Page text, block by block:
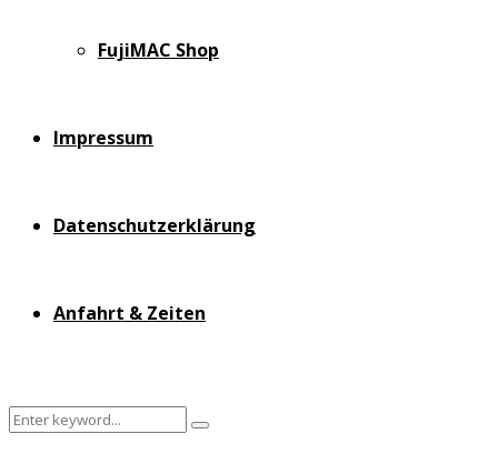
FujiMAC Shop
Impressum
Datenschutzerklärung
Anfahrt & Zeiten
Search
Search